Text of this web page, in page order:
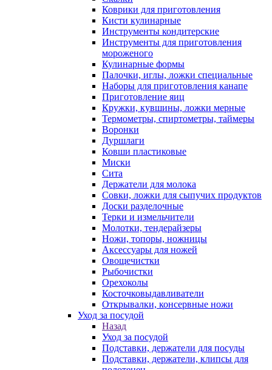
Коврики для приготовления
Кисти кулинарные
Инструменты кондитерские
Инструменты для приготовления
мороженого
Кулинарные формы
Палочки, иглы, ложки специальные
Наборы для приготовления канапе
Приготовление яиц
Кружки, кувшины, ложки мерные
Термометры, спиртометры, таймеры
Воронки
Дуршлаги
Ковши пластиковые
Миски
Сита
Держатели для молока
Совки, ложки для сыпучих продуктов
Доски разделочные
Терки и измельчители
Молотки, тендерайзеры
Ножи, топоры, ножницы
Аксессуары для ножей
Овощечистки
Рыбочистки
Орехоколы
Косточковыдавливатели
Открывалки, консервные ножи
Уход за посудой
Назад
Уход за посудой
Подставки, держатели для посуды
Подставки, держатели, клипсы для